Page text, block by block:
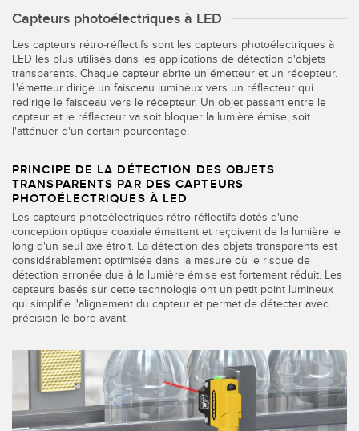
Capteurs de surveillance des conditions
Capteurs de surveillance des conditions sans fil
Capteurs de vibrations
ACCESSORIES
Convertisseurs
Câbles
LOGICIELS
Logiciels avec interface utilisateur graphique pour capteurs
TECHNOLOGY
LIENS CONNEXES
Washdown
IO-Link
Capteurs photoélectriques à LED
Les capteurs rétro-réflectifs sont les capteurs photoélectriques à
LED les plus utilisés dans les applications de détection d'objets
transparents. Chaque capteur abrite un émetteur et un récepteur.
L'émetteur dirige un faisceau lumineux vers un réflecteur qui
redirige le faisceau vers le récepteur. Un objet passant entre le
capteur et le réflecteur va soit bloquer la lumière émise, soit
l'atténuer d'un certain pourcentage.
PRINCIPE DE LA DÉTECTION DES OBJETS
TRANSPARENTS PAR DES CAPTEURS
PHOTOÉLECTRIQUES À LED
Les capteurs photoélectriques rétro-réflectifs dotés d'une
conception optique coaxiale émettent et reçoivent de la lumière le
long d'un seul axe étroit. La détection des objets transparents est
considérablement optimisée dans la mesure où le risque de
détection erronée due à la lumière émise est fortement réduit. Les
capteurs basés sur cette technologie ont un petit point lumineux
qui simplifie l'alignement du capteur et permet de détecter avec
précision le bord avant.